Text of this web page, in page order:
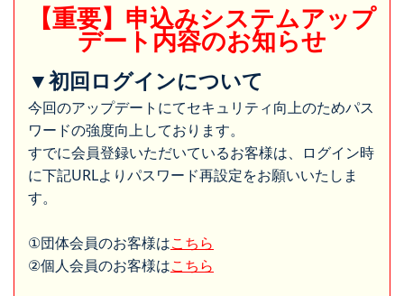
【重要】申込みシステムアップ
デート内容のお知らせ
▼初回ログインについて
今回のアップデートにてセキュリティ向上のためパス
ワードの強度向上しております。
すでに会員登録いただいているお客様は、ログイン時
に下記URLよりパスワード再設定をお願いいたしま
す。
①団体会員のお客様はこちら
②個人会員のお客様はこちら